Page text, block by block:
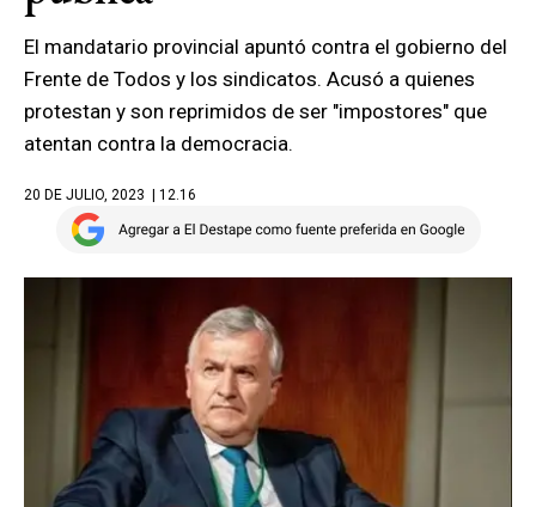
El mandatario provincial apuntó contra el gobierno del
Frente de Todos y los sindicatos. Acusó a quienes
protestan y son reprimidos de ser "impostores" que
atentan contra la democracia.
20 DE JULIO, 2023 | 12.16